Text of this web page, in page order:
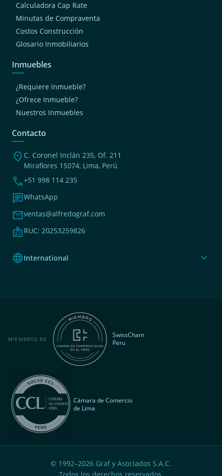
Calculadora Cap Rate
Minutas de Compraventa
Costos Construcción
Glosario Inmobiliarios
Inmuebles
¿Requiere Inmueble?
¿Ofrece Inmueble?
Nuestros Inmuebles
Contacto
location_on C. Coronel Inclán 235, Of. 211
Miraflores 15074, Lima, Perú
phone+51 998 114 235
chatWhatsApp
mailventas@alfredograf.com
badgeRUC: 20253259826
languageInternational expand_more
MIEMBROS DE
SwissCham
Peru
Cámara de Comercio
de Lima
© 1992–2026 Graf y Asociados S.A.C.
Todos los derechos reservados.